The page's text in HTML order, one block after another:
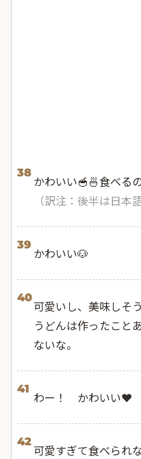
38
かわいい🥣🍜食べる
（訳注：後半は日本
39
かわいい🐶
40
可愛いし、美味しそ
うどんは作ったこと
ないな。
41
わー！ かわいい❤️
42
可愛すぎて食べられ